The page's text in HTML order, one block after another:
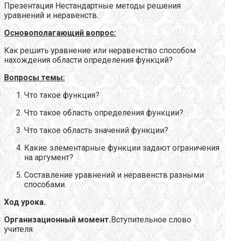
Презентация Нестандартные методы решения
уравнений и неравенств.
Основополагающий вопрос:
Как решить уравнение или неравенство способом
нахождения области определения функций?
Вопросы темы:
Что такое функция?
Что такое область определения функции?
Что такое область значений функции?
Какие элементарные функции задают ограничения
на аргумент?
Составление уравнений и неравенств разными
способами.
Ход урока.
Организационный момент.Вступительное слово
учителя.